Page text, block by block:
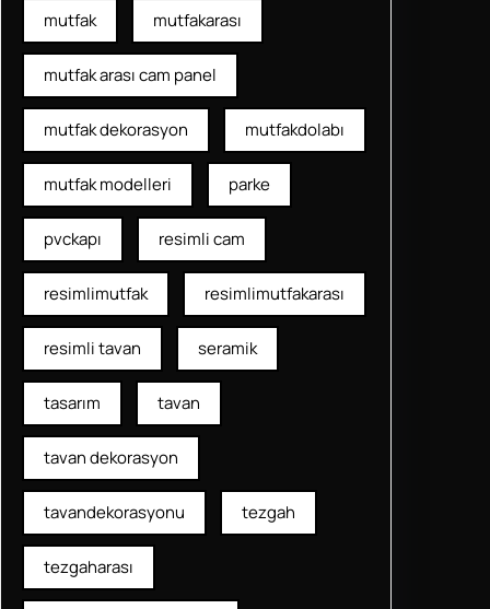
mutfak mutfakarası
mutfak arası cam panel
mutfak dekorasyon mutfakdolabı
mutfak modelleri parke
pvckapı resimli cam
resimlimutfak resimlimutfakarası
resimli tavan seramik
tasarım tavan
tavan dekorasyon
tavandekorasyonu tezgah
tezgaharası